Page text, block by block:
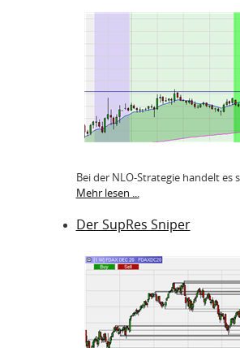
Bei der NLO-Strategie handelt es
Mehr lesen ...
Der SupRes Sniper